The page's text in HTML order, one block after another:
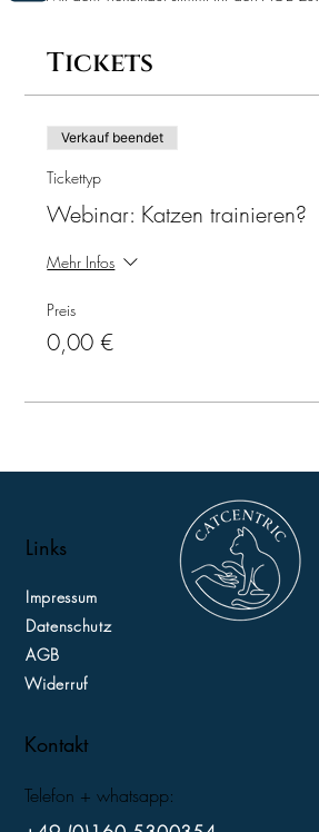
Tickets
Verkauf beendet
Tickettyp
Webinar: Katzen trainieren?
Mehr Infos
Preis
0,00 €
Links
Impressum
Datenschutz
AGB
Widerruf
Kontakt
Telefon + whatsapp: